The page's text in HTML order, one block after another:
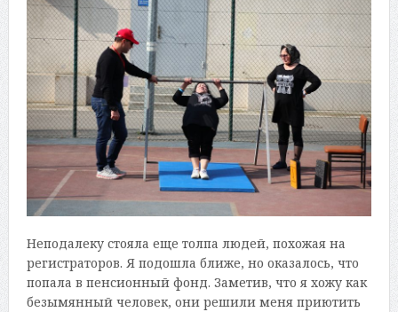
Неподалеку стояла еще толпа людей, похожая на
регистраторов. Я подошла ближе, но оказалось, что
попала в пенсионный фонд. Заметив, что я хожу как
безымянный человек, они решили меня приютить